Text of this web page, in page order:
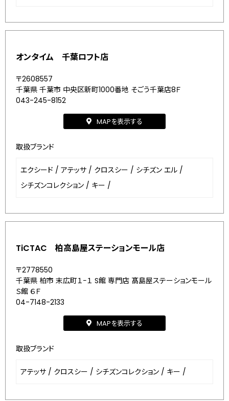
オンタイム 千葉ロフト店
〒2608557
千葉県 千葉市 中央区新町1000番地 そごう千葉店8Ｆ
043-245-8152
MAPを表示する
取扱ブランド
エクシード / アテッサ / クロスシー / シチズン エル /
シチズンコレクション / キー /
TiCTAC 柏高島屋ステーションモール店
〒2778550
千葉県 柏市 末広町１−１ S館 専門店 髙島屋ステーションモール
Ｓ館 ６Ｆ
04-7148-2133
MAPを表示する
取扱ブランド
アテッサ / クロスシー / シチズンコレクション / キー /